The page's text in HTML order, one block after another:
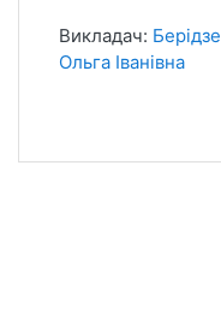
Викладач: Берідзе
Ольга Іванівна